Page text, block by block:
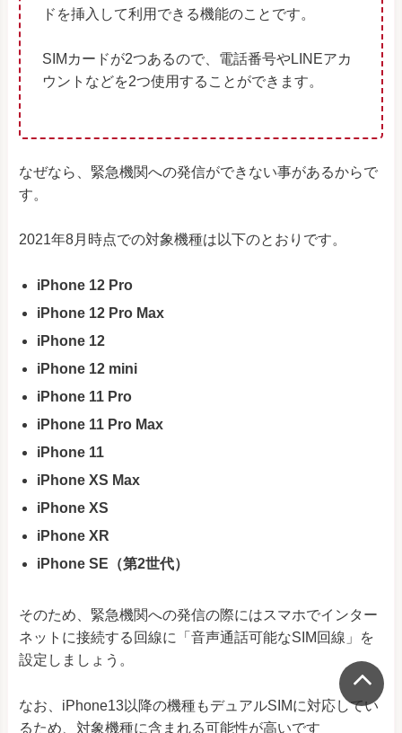
ドを挿入して利用できる機能のことです。
SIMカードが2つあるので、電話番号やLINEアカ
ウントなどを2つ使用することができます。
なぜなら、緊急機関への発信ができない事があるからで
す。
2021年8月時点での対象機種は以下のとおりです。
iPhone 12 Pro
iPhone 12 Pro Max
iPhone 12
iPhone 12 mini
iPhone 11 Pro
iPhone 11 Pro Max
iPhone 11
iPhone XS Max
iPhone XS
iPhone XR
iPhone SE（第2世代）
そのため、緊急機関への発信の際にはスマホでインター
ネットに接続する回線に「音声通話可能なSIM回線」を
設定しましょう。
なお、iPhone13以降の機種もデュアルSIMに対応してい
るため、対象機種に含まれる可能性が高いです